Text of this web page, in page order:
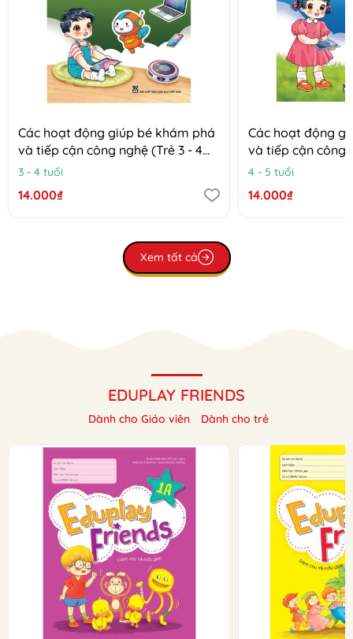
Các hoạt động giúp bé khám phá
và tiếp cận công nghệ (Trẻ 3 - 4
tuổi)
3 - 4 tuổi
14.000₫
Các hoạt động
và tiếp cận công
tuổi)
4 - 5 tuổi
14.000₫
Xem tất cả
EDUPLAY FRIENDS
Dành cho Giáo viên Dành cho trẻ